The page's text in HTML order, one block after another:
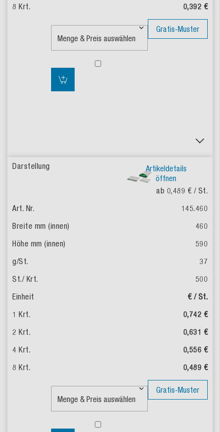
0,392 €
Gratis-Muster
Artikeldetails
öffnen
ab 0,489 € / St.
145.460
460
590
37
500
€ / St.
0,742 €
0,631 €
0,556 €
0,489 €
Gratis-Muster